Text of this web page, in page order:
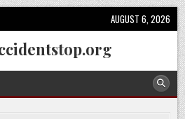
AUGUST 6, 2026